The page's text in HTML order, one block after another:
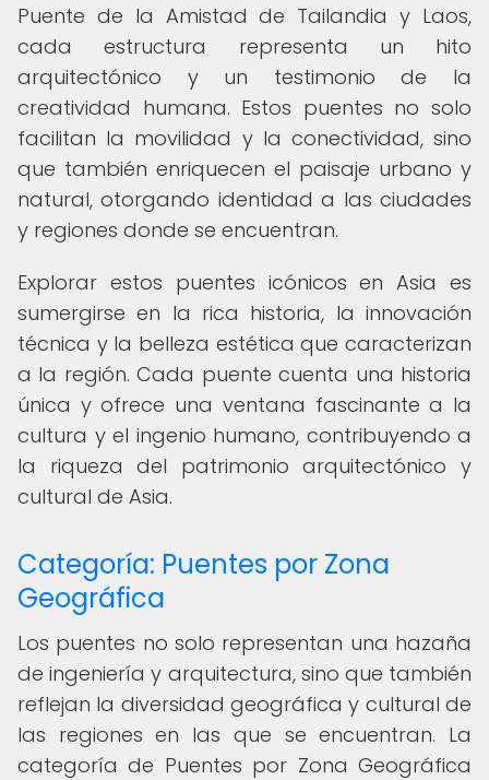
Puente de la Amistad de Tailandia y Laos,
cada estructura representa un hito
arquitectónico y un testimonio de la
creatividad humana. Estos puentes no solo
facilitan la movilidad y la conectividad, sino
que también enriquecen el paisaje urbano y
natural, otorgando identidad a las ciudades
y regiones donde se encuentran.
Explorar estos puentes icónicos en Asia es
sumergirse en la rica historia, la innovación
técnica y la belleza estética que caracterizan
a la región. Cada puente cuenta una historia
única y ofrece una ventana fascinante a la
cultura y el ingenio humano, contribuyendo a
la riqueza del patrimonio arquitectónico y
cultural de Asia.
Categoría: Puentes por Zona
Geográfica
Los puentes no solo representan una hazaña
de ingeniería y arquitectura, sino que también
reflejan la diversidad geográfica y cultural de
las regiones en las que se encuentran. La
categoría de Puentes por Zona Geográfica